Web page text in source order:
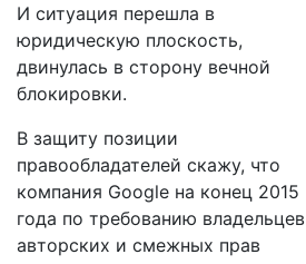
И ситуация перешла в
юридическую плоскость,
двинулась в сторону вечной
блокировки.
В защиту позиции
правообладателей скажу, что
компания Google на конец 2015
года по требованию владельцев
авторских и смежных прав